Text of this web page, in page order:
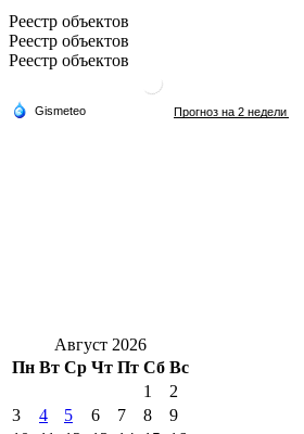
Реестр объектов
Реестр объектов
Реестр объектов
Август 2026
Пн Вт Ср Чт Пт Сб Вс
1
2
3
4 5 6 7 8
9